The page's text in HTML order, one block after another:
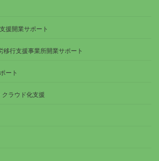
援開業サポート
移行支援事業所開業サポート
ート
ラウド化支援